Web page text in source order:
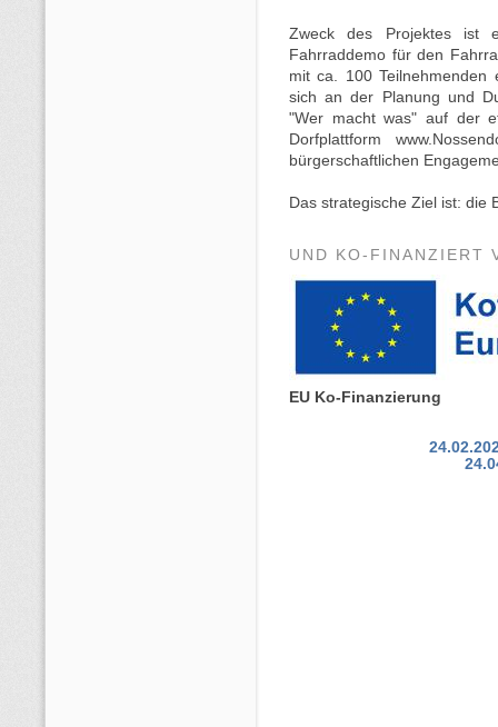
Zweck des Projektes ist
Fahrraddemo für den
mit ca. 100 Teilnehmenden
sich an der Planung und
"Wer macht was" auf der
Dorfplattform
bürgerschaftlichen
Das strategische Ziel ist: die
UND KO-FINANZIERT
EU Ko-Finanzierung